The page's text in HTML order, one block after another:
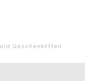
GeschenktŸten